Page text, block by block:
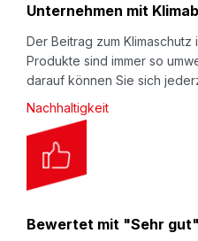
Unternehmen mit
Der Beitrag zum Klimaschutz
Produkte sind immer so
darauf können Sie sich
Nachhaltigkeit
Bewertet mit "Sehr gut"